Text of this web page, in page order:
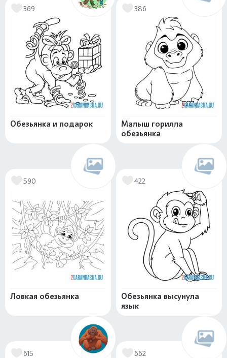
369
Обезьянка и подарок
386
Малыш горилла
обезьянка
590
Ловкая обезьянка
422
Обезьянка высунула
язык
615 662